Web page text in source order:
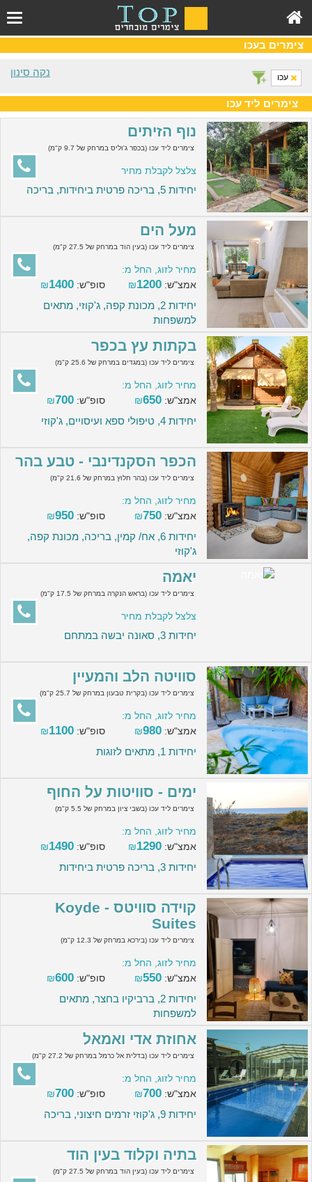
צימרים בעכו
נקה סינון עכו
צימרים ליד עכו
נוף הזיתים
צימרים ליד עכו (בכפר ג'וליס במרחק של 9.7 ק"מ)
צלצל לקבלת מחיר
יחידות 5, בריכה פרטית ביחידות, בריכה
מעל הים
צימרים ליד עכו (בעין הוד במרחק של 27.5 ק"מ)
מחיר לזוג, החל מ:
אמצ"ש:
₪1200 סופ"ש: ₪1400
יחידות 2, מכונת קפה, ג'קוזי, מתאים
למשפחות
בקתות עץ בכפר
צימרים ליד עכו (במגדים במרחק של 25.6 ק"מ)
מחיר לזוג, החל מ:
אמצ"ש:
₪650 סופ"ש: ₪700
יחידות 4, טיפולי ספא ועיסויים, ג'קוזי
הכפר הסקנדינבי - טבע בהר
צימרים ליד עכו (בהר חלוץ במרחק של 21.6 ק"מ)
מחיר לזוג, החל מ:
אמצ"ש:
₪750 סופ"ש: ₪950
יחידות 6, אח/ קמין, בריכה, מכונת קפה,
ג'קוזי
יאמה
צימרים ליד עכו (בראש הנקרה במרחק של 17.5 ק"מ)
צלצל לקבלת מחיר
יחידות 3, סאונה יבשה במתחם
סוויטה הלב והמעיין
צימרים ליד עכו (בקרית טבעון במרחק של 25.7 ק"מ)
מחיר לזוג, החל מ:
אמצ"ש:
₪980 סופ"ש: ₪1100
יחידות 1, מתאים לזוגות
ימים - סוויטות על החוף
צימרים ליד עכו (בשבי ציון במרחק של 5.5 ק"מ)
מחיר לזוג, החל מ:
אמצ"ש:
₪1290 סופ"ש: ₪1490
יחידות 3, בריכה פרטית ביחידות
קוידה סוויטס - Koyde
Suites
צימרים ליד עכו (בירכא במרחק של 12.3 ק"מ)
מחיר לזוג, החל מ:
אמצ"ש:
₪550 סופ"ש: ₪600
יחידות 2, ברביקיו בחצר, מתאים
למשפחות
אחוזת אדי ואמאל
צימרים ליד עכו (בדלית אל כרמל במרחק של 27.2 ק"מ)
מחיר לזוג, החל מ:
אמצ"ש:
₪700 סופ"ש: ₪700
יחידות 9, ג'קוזי זרמים חיצוני, בריכה
בתיה וקלוד בעין הוד
צימרים ליד עכו (בעין הוד במרחק של 27.5 ק"מ)